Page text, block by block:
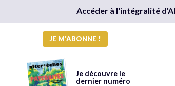
Accéder à l'intégralité
JE M'ABONNE !
Je découvre le
dernier numéro